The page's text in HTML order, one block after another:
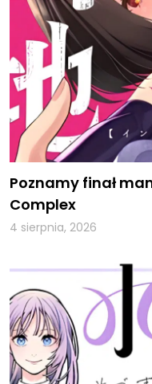
Poznamy finał
Complex
4 sierpnia, 2026